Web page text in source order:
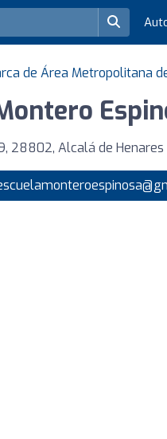
de Área Metropolitana
28802, Alcalá de Henares